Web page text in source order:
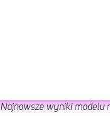
Najnowsze wyniki modelu